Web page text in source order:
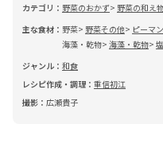
カテゴリ： 野菜のおかず 野菜の和え
主な食材： 野菜 野菜その他
ピーマン
海藻・乾物 海藻・乾物
ジャンル： 和食
レシピ作成・調理： 重信初江
撮影： 広瀬貴子